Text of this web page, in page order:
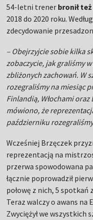
54-letni trener bronił
2018 do 2020 roku.
zdecydowanie
– Obejrzyjcie sobie kilka
zobaczycie, jak graliśmy
zbliżonych zachowań. W
rozegraliśmy na miesiąc
Finlandią, Włochami
mówiono, że
październiku
Wcześniej Brzęczek
reprezentacją na
przerwa spowodowana
łącznie poprowadził
połowę z nich, 5 spotkań
Teraz walczy o awans na
Zwyciężył we wszystkich